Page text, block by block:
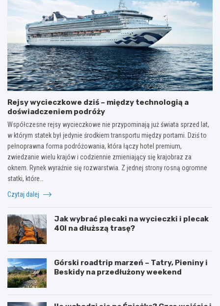
Rejsy wycieczkowe dziś – między technologią a
doświadczeniem podróży
Współczesne rejsy wycieczkowe nie przypominają już świata sprzed lat,
w którym statek był jedynie środkiem transportu między portami. Dziś to
pełnoprawna forma podróżowania, która łączy hotel premium,
zwiedzanie wielu krajów i codziennie zmieniający się krajobraz za
oknem. Rynek wyraźnie się rozwarstwia. Z jednej strony rosną ogromne
statki, które…
Czytaj dalej
Jak wybrać plecaki na wycieczki i plecak
40l na dłuższą trasę?
Górski roadtrip marzeń – Tatry, Pieniny i
Beskidy na przedłużony weekend